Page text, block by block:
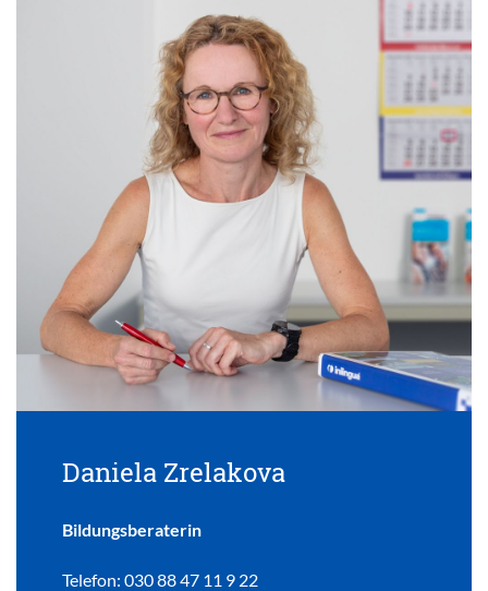
Daniela Zrelakova
Bildungsberaterin
Telefon: 030 88 47 11 9 22